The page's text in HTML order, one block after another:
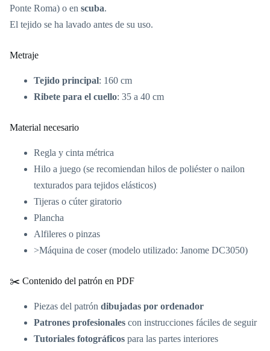
Ponte Roma) o en scuba.
El tejido se ha lavado antes de su uso.
Metraje
Tejido principal: 160 cm
Ribete para el cuello: 35 a 40 cm
Material necesario
Regla y cinta métrica
Hilo a juego (se recomiendan hilos de poliéster o nailon
texturados para tejidos elásticos)
Tijeras o cúter giratorio
Plancha
Alfileres o pinzas
>Máquina de coser (modelo utilizado: Janome DC3050)
✂️ Contenido del patrón en PDF
Piezas del patrón dibujadas por ordenador
Patrones profesionales con instrucciones fáciles de seguir
Tutoriales fotográficos para las partes interiores